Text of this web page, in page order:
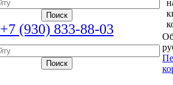
+7 (930) 833-88-03